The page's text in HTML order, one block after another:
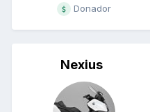
Donador
Nexius